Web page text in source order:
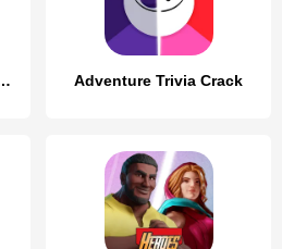
Quiz Game Adventure Trivia Crack